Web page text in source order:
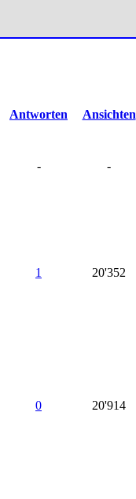
Antworten Ansichten
- -
1 20'352
0 20'914